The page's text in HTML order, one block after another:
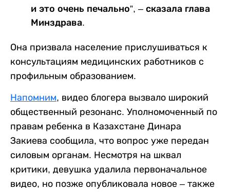
и это очень печально”, – сказала глава
Минздрава.
Она призвала население прислушиваться к
консультациям медицинских работников с
профильным образованием.
Напомним, видео блогера вызвало широкий
общественный резонанс. Уполномоченный по
правам ребенка в Казахстане Динара
Закиева сообщила, что вопрос уже передан
силовым органам. Несмотря на шквал
критики, девушка удалила первоначальное
видео, но позже опубликовала новое – также